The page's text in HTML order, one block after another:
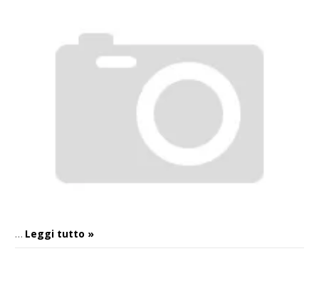
… Leggi tutto »